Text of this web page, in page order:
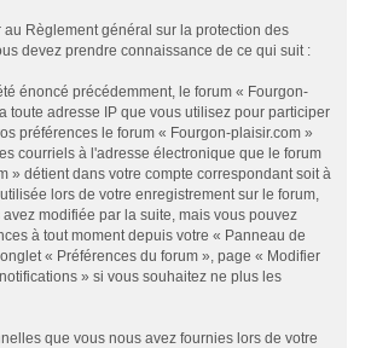
au Règlement général sur la protection des
devez prendre connaissance de ce qui suit :
énoncé précédemment, le forum « Fourgon-
toute adresse IP que vous utilisez pour participer
préférences le forum « Fourgon-plaisir.com »
courriels à l'adresse électronique que le forum
» détient dans votre compte correspondant soit à
lors de votre enregistrement sur le forum,
modifiée par la suite, mais vous pouvez
à tout moment depuis votre « Panneau de
« Préférences du forum », page « Modifier
» si vous souhaitez ne plus les
que vous nous avez fournies lors de votre